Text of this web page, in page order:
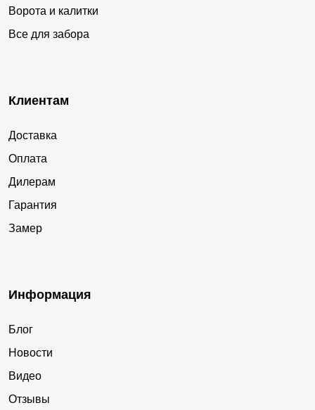
Ворота и калитки
Все для забора
Клиентам
Доставка
Оплата
Дилерам
Гарантия
Замер
Информация
Блог
Новости
Видео
Отзывы